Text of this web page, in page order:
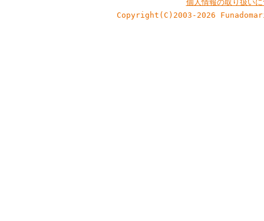
個人情報の取り扱い
Copyright(C)2003-2026